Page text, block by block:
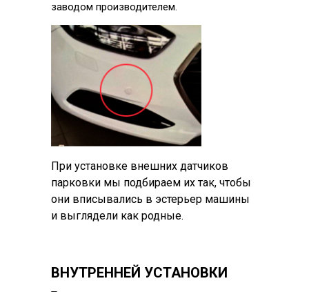
заводом производителем.
ВНУТРЕННЕЙ УСТАНОВКИ
При установке внешних датчиков
парковки мы подбираем их так, чтобы
они вписывались в эстерьер машины
и выглядели как родные.